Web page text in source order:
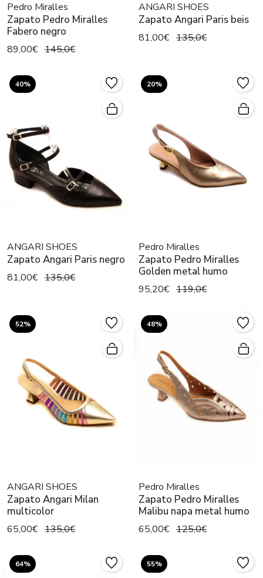
Pedro Miralles
Zapato Pedro Miralles
Fabero negro
89,00€ 145,0€
ANGARI SHOES
Zapato Angari Paris beis
81,00€ 135,0€
40%
ANGARI SHOES
Zapato Angari Paris negro
81,00€ 135,0€
20%
Pedro Miralles
Zapato Pedro Miralles
Golden metal humo
95,20€ 119,0€
52%
ANGARI SHOES
Zapato Angari Milan
multicolor
65,00€ 135,0€
48%
Pedro Miralles
Zapato Pedro Miralles
Malibu napa metal humo
65,00€ 125,0€
64% 55%